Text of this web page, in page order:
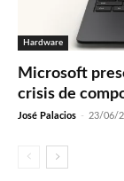
Hardware
Microsoft
crisis de
José Palacios - 23/06/